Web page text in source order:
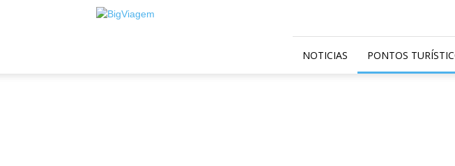
BigViagem
NOTICIAS PONTOS